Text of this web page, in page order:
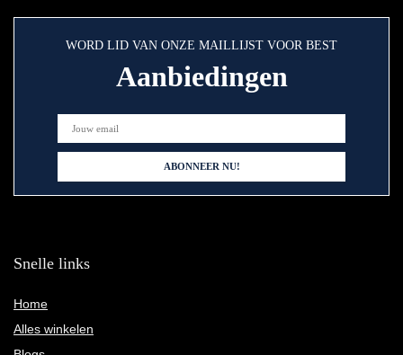
WORD LID VAN ONZE MAILLIJST VOOR BEST
Aanbiedingen
Snelle links
Home
Alles winkelen